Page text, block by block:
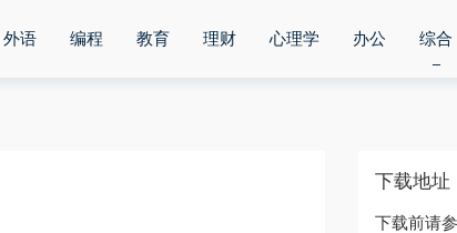
外语 编程 教育 理财 心理学 办公 综合
下载地址
下载前请